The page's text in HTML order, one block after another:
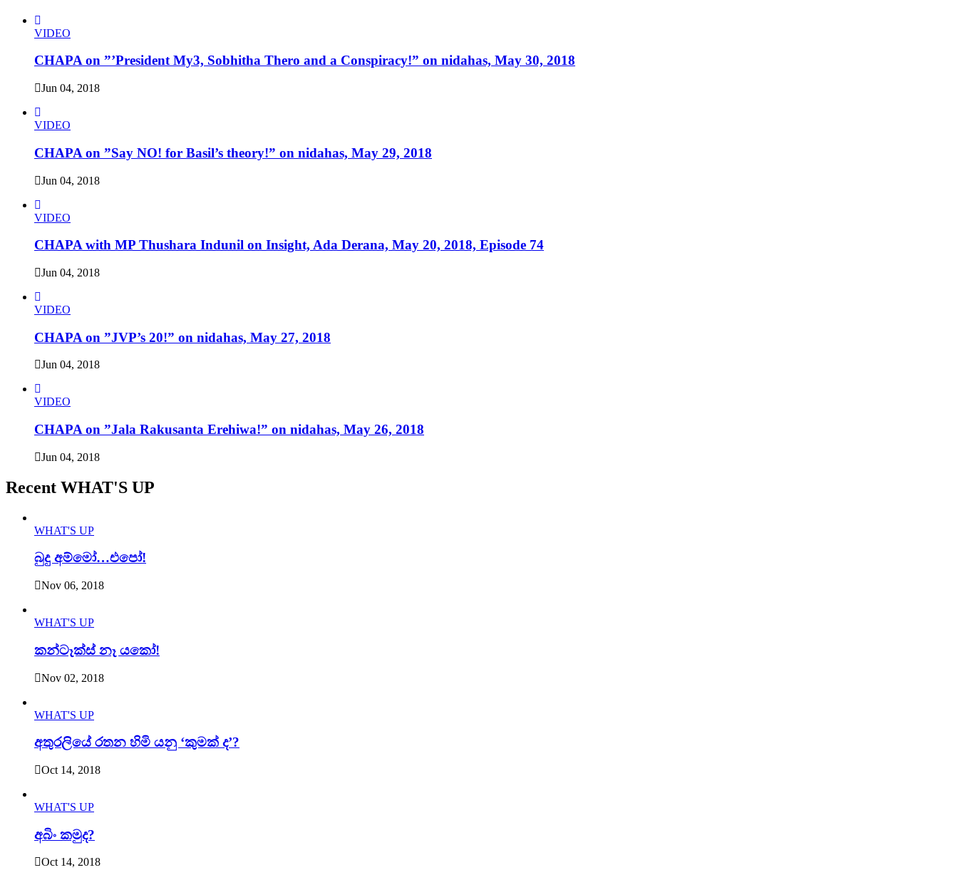
VIDEO
CHAPA on ”’President My3, Sobhitha Thero and a Conspiracy!” on nidahas, May 30, 2018
Jun 04, 2018
VIDEO
CHAPA on ”Say NO! for Basil’s theory!” on nidahas, May 29, 2018
Jun 04, 2018
VIDEO
CHAPA with MP Thushara Indunil on Insight, Ada Derana, May 20, 2018, Episode 74
Jun 04, 2018
VIDEO
CHAPA on ”JVP’s 20!” on nidahas, May 27, 2018
Jun 04, 2018
VIDEO
CHAPA on ”Jala Rakusanta Erehiwa!” on nidahas, May 26, 2018
Jun 04, 2018
Recent WHAT'S UP
WHAT'S UP
බුදු අම්මෝ…එපෝ!
Nov 06, 2018
WHAT'S UP
කන්ටෑක්ස් නෑ යකෝ!
Nov 02, 2018
WHAT'S UP
අතුරලියේ රතන හිමි යනු ‘කුමක් ද’?
Oct 14, 2018
WHAT'S UP
අබිං කමුද?
Oct 14, 2018